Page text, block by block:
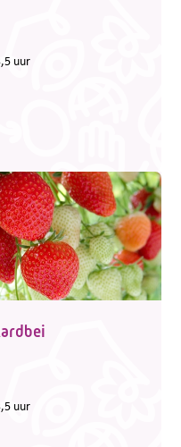
uur
uur